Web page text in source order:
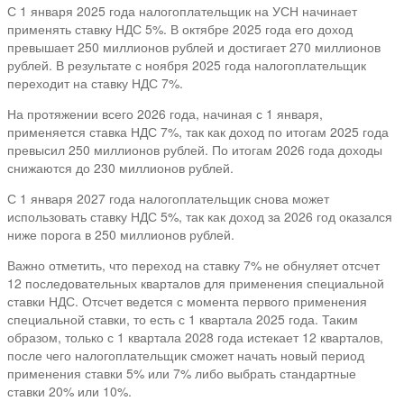
С 1 января 2025 года налогоплательщик на УСН начинает
применять ставку НДС 5%. В октябре 2025 года его доход
превышает 250 миллионов рублей и достигает 270 миллионов
рублей. В результате с ноября 2025 года налогоплательщик
переходит на ставку НДС 7%.
На протяжении всего 2026 года, начиная с 1 января,
применяется ставка НДС 7%, так как доход по итогам 2025 года
превысил 250 миллионов рублей. По итогам 2026 года доходы
снижаются до 230 миллионов рублей.
С 1 января 2027 года налогоплательщик снова может
использовать ставку НДС 5%, так как доход за 2026 год оказался
ниже порога в 250 миллионов рублей.
Важно отметить, что переход на ставку 7% не обнуляет отсчет
12 последовательных кварталов для применения специальной
ставки НДС. Отсчет ведется с момента первого применения
специальной ставки, то есть с 1 квартала 2025 года. Таким
образом, только с 1 квартала 2028 года истекает 12 кварталов,
после чего налогоплательщик сможет начать новый период
применения ставки 5% или 7% либо выбрать стандартные
ставки 20% или 10%.